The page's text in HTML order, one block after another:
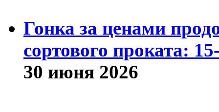
Гонка за ценами
сортового проката:
30 июня 2026